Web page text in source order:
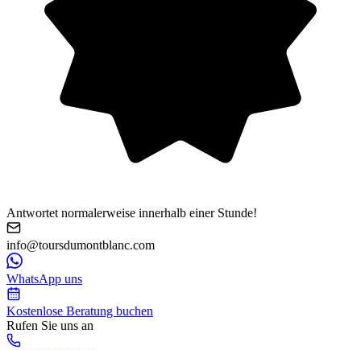
Antwortet normalerweise innerhalb einer Stunde!
info@toursdumontblanc.com
WhatsApp uns
Kostenlose Beratung buchen
Rufen Sie uns an